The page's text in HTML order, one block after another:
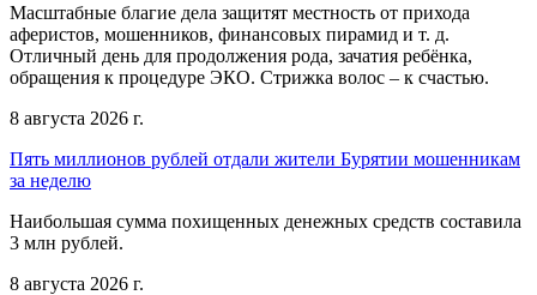
Масштабные благие дела защитят местность от прихода
аферистов, мошенников, финансовых пирамид и т. д.
Отличный день для продолжения рода, зачатия ребёнка,
обращения к процедуре ЭКО. Стрижка волос – к счастью.
8 августа 2026 г.
Пять миллионов рублей отдали жители Бурятии мошенникам
за неделю
Наибольшая сумма похищенных денежных средств составила
3 млн рублей.
8 августа 2026 г.